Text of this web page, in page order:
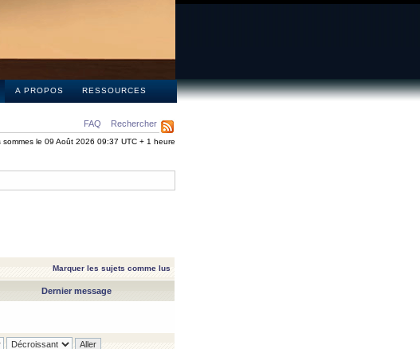
A PROPOS RESSOURCES
FAQ Rechercher
sommes le 09 Août 2026 09:37 UTC + 1 heure
Marquer les sujets comme lus
Dernier message